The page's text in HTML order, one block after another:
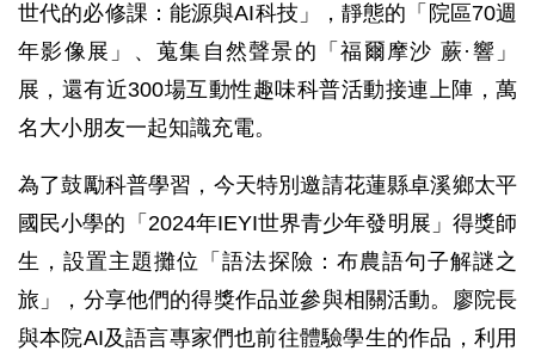
世代的必修課：能源與AI科技」，靜態的「院區70週
年影像展」、蒐集自然聲景的「福爾摩沙 蕨·響」
展，還有近300場互動性趣味科普活動接連上陣，萬
名大小朋友一起知識充電。
為了鼓勵科普學習，今天特別邀請花蓮縣卓溪鄉太平
國民小學的「2024年IEYI世界青少年發明展」得獎師
生，設置主題攤位「語法探險：布農語句子解謎之
旅」，分享他們的得獎作品並參與相關活動。廖院長
與本院AI及語言專家們也前往體驗學生的作品，利用